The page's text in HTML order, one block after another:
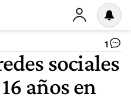
1
sociales
años en